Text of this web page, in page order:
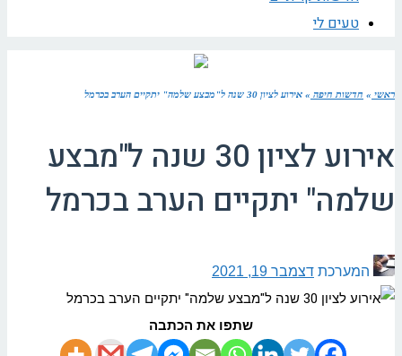
טעים לי
ראשי » חדשות חיפה » אירוע לציון 30 שנה ל"מבצע שלמה" יתקיים הערב בכרמל
אירוע לציון 30 שנה ל"מבצע
שלמה" יתקיים הערב בכרמל
המערכת דצמבר 19, 2021
שתפו את הכתבה